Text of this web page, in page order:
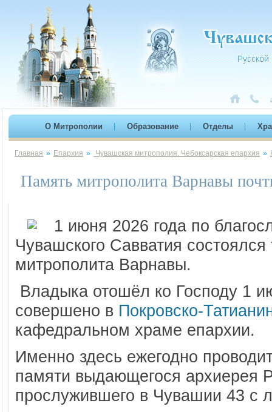
О Митрополии Образование Отделы
Главная » Епархия » Чувашская митрополия. Чебоксарская епархия »
Память митрополита Варнавы
1 июня 2026 года по
Чувашского Савватия
митрополита Варнавы.
Владыка отошёл ко Господу 1
совершено в Покровско-
кафедральном храме епархии.
Именно здесь ежегодно
памяти выдающегося архиерея
прослужившего в Чувашии 43 с